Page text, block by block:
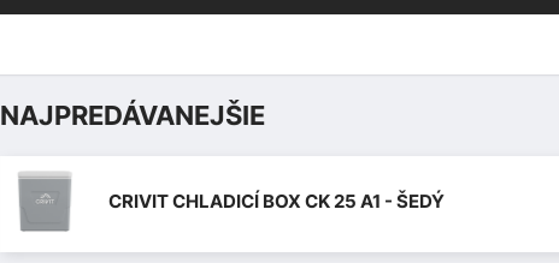
NAJPREDÁVANEJŠIE
CRIVIT CHLADICÍ BOX CK 25 A1 - ŠEDÝ